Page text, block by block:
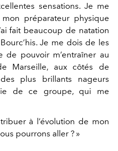
sensations. Je me
préparateur physique
fait beaucoup de natation
Je me dois de les
de pouvoir m’entraîner au
Marseille, aux côtés de
plus brillants nageurs
de ce groupe, qui me
à l’évolution de mon
pourrons aller ? »